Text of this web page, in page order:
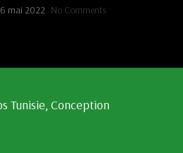
6 mai 2022 No Comments